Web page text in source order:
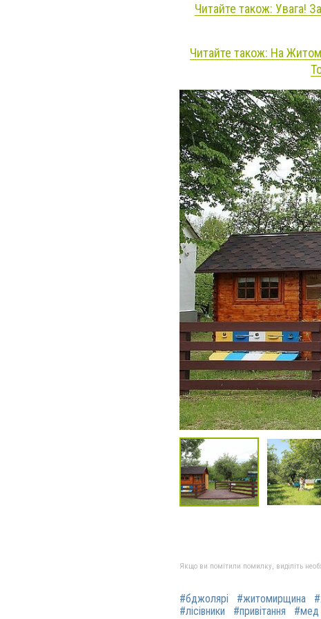
Читайте також: Увага!
Читайте також: На
Якщо ви помітили помилку, виділіть
#бджолярі #житомирщина
#лісівники
#привітання #мед